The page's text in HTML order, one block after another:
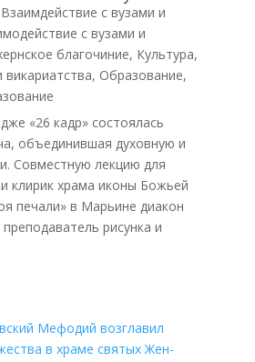
Взаимдействие с вузами и
с вузами и
благочиние, Культура,
викариатства, Образование,
«26 кадр» состоялась
объединившая духовную и
Совместную лекцию для
клирик храма иконы Божьей
печали» в Марьине диакон
рисунка и